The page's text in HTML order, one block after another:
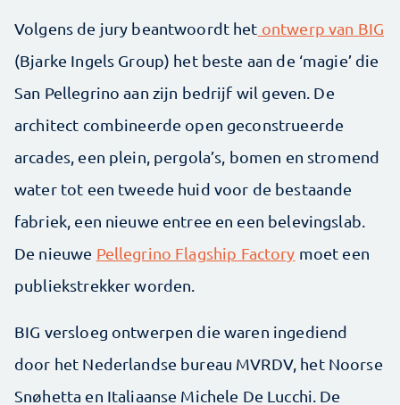
Volgens de jury beantwoordt het ontwerp van BIG
(Bjarke Ingels Group) het beste aan de ‘magie’ die
San Pellegrino aan zijn bedrijf wil geven. De
architect combineerde open geconstrueerde
arcades, een plein, pergola’s, bomen en stromend
water tot een tweede huid voor de bestaande
fabriek, een nieuwe entree en een belevingslab.
De nieuwe Pellegrino Flagship Factory moet een
publiekstrekker worden.
BIG versloeg ontwerpen die waren ingediend
door het Nederlandse bureau MVRDV, het Noorse
Snøhetta en Italiaanse Michele De Lucchi. De